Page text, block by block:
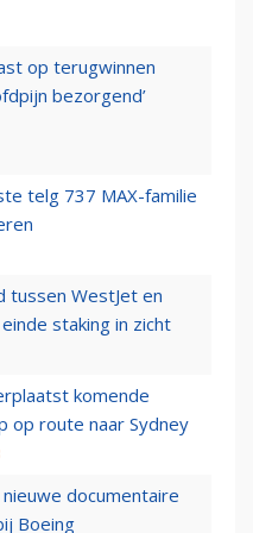
op terugwinnen
bezorgend’
telg 737 MAX-familie
tussen WestJet en
staking in zicht
komende
op route naar Sydney
documentaire
Boeing